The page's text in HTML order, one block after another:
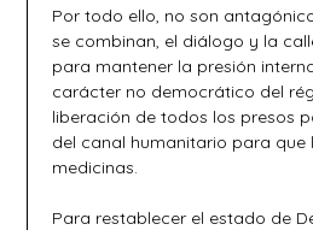
Por todo ello, no son
se combinan, el diálogo y la
para mantener la presión
carácter no democrático del
liberación de todos los presos
del canal humanitario para que
medicinas.
Para restablecer el estado de